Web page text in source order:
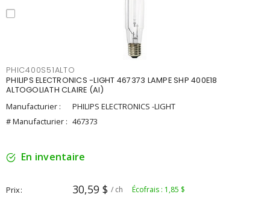
PHIC400S51ALTO
PHILIPS ELECTRONICS -LIGHT 467373 LAMPE SHP 400E18
ALTOGOLIATH CLAIRE (AI)
Manufacturier :
PHILIPS ELECTRONICS -LIGHT
# Manufacturier : 467373
En inventaire
Prix 30,59 $ / ch Écofrais : 1,85 $